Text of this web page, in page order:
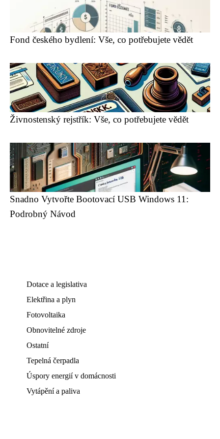
Fond českého bydlení: Vše, co potřebujete vědět
Živnostenský rejstřík: Vše, co potřebujete vědět
Snadno Vytvořte Bootovací USB Windows 11:
Podrobný Návod
Dotace a legislativa
Elektřina a plyn
Fotovoltaika
Obnovitelné zdroje
Ostatní
Tepelná čerpadla
Úspory energií v domácnosti
Vytápění a paliva